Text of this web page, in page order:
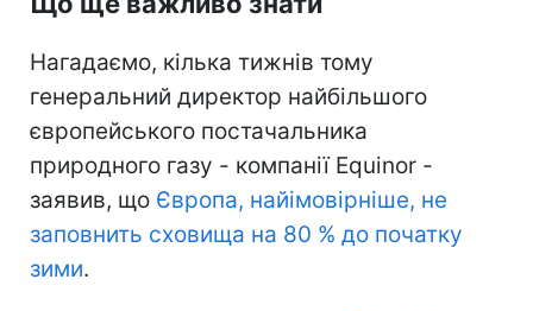
Нагадаємо, кілька тижнів тому
генеральний директор найбільшого
європейського постачальника
природного газу - компанії Equinor -
заявив, що Європа, найімовірніше, не
заповнить сховища на 80 % до початку
зими.